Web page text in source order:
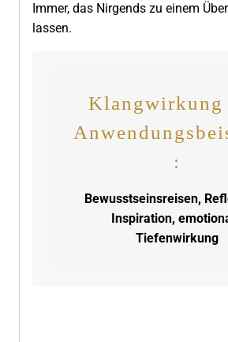
Immer, das Nirgends zu einem
lassen.
Klangwirkung
:
Bewusstseinsreisen,
Inspiration,
Tiefenwirkung